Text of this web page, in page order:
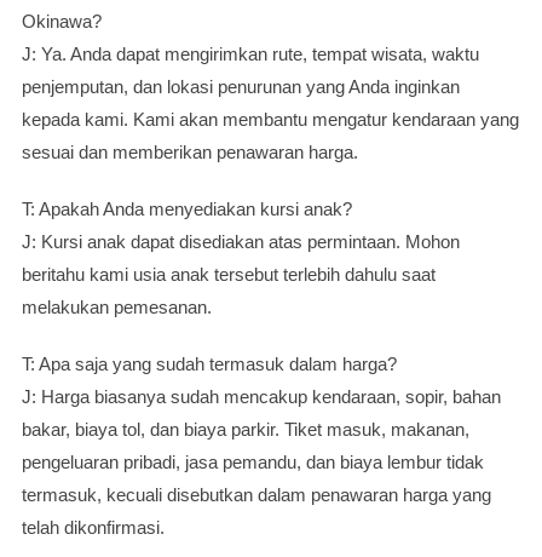
Okinawa?
J: Ya. Anda dapat mengirimkan rute, tempat wisata, waktu
penjemputan, dan lokasi penurunan yang Anda inginkan
kepada kami. Kami akan membantu mengatur kendaraan yang
sesuai dan memberikan penawaran harga.
T: Apakah Anda menyediakan kursi anak?
J: Kursi anak dapat disediakan atas permintaan. Mohon
beritahu kami usia anak tersebut terlebih dahulu saat
melakukan pemesanan.
T: Apa saja yang sudah termasuk dalam harga?
J: Harga biasanya sudah mencakup kendaraan, sopir, bahan
bakar, biaya tol, dan biaya parkir. Tiket masuk, makanan,
pengeluaran pribadi, jasa pemandu, dan biaya lembur tidak
termasuk, kecuali disebutkan dalam penawaran harga yang
telah dikonfirmasi.